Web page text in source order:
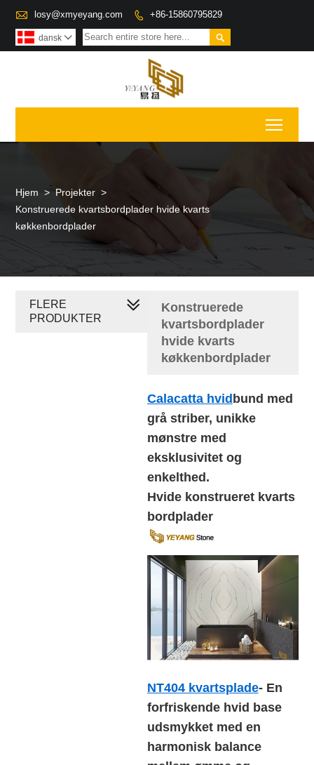
 losy@xmyeyang.com  +86-15860795829

dansk 
Hjem > Projekter >
Konstruerede kvartsbordplader hvide kvarts
køkkenbordplader
Konstruerede
kvartsbordplader
hvide kvarts
køkkenbordplader
Calacatta hvidbund med
grå striber, unikke
mønstre med
eksklusivitet og
enkelthed.
Hvide konstrueret kvarts
bordplader
NT404 kvartsplade- En
forfriskende hvid base
udsmykket med en
harmonisk balance
FLERE
PRODUKTER